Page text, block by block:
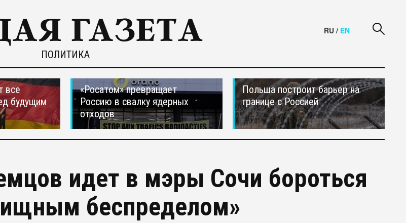
ПОЛИТИКА
RU / EN
все
будущим
«Росатом» превращает
Россию в свалку ядерных
отходов
Польша построит барьер на
границе с Россией
идет в мэры Сочи бороться
беспределом»